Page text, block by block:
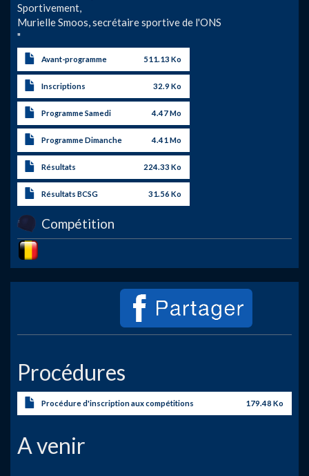
Sportivement,
Murielle Smoos, secrétaire sportive de l'ONS
"
Avant-programme 511.13 Ko
Inscriptions 32.9 Ko
Programme Samedi 4.47 Mo
Programme Dimanche 4.41 Mo
Résultats 224.33 Ko
Résultats BCSG 31.56 Ko
Compétition
Image
Procédures
Procédure d'inscription aux compétitions 179.48 Ko
A venir